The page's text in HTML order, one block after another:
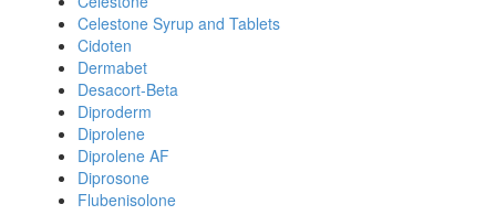
Celestone Syrup and Tablets
Cidoten
Dermabet
Desacort-Beta
Diproderm
Diprolene
Diprolene AF
Diprosone
Flubenisolone